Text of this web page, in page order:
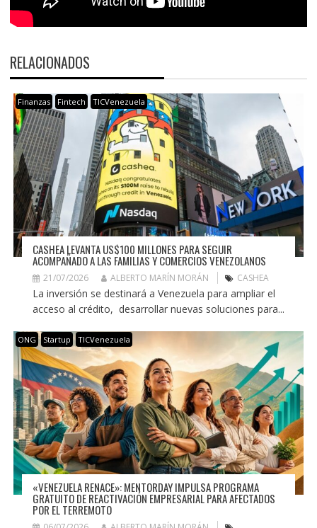
RELACIONADOS
Finanzas Fintech TICVenezuela
CASHEA LEVANTA US$100 MILLONES PARA SEGUIR
ACOMPAÑADO A LAS FAMILIAS Y COMERCIOS VENEZOLANOS
21/07/2026 ALBERTO MARÍN MORÁN CASHEA
La inversión se destinará a Venezuela para ampliar el
acceso al crédito, desarrollar nuevas soluciones para...
ONG Startup TICVenezuela
«VENEZUELA RENACE»: MENTORDAY IMPULSA PROGRAMA
GRATUITO DE REACTIVACIÓN EMPRESARIAL PARA AFECTADOS
POR EL TERREMOTO